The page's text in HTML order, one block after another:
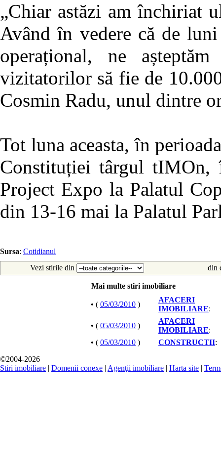
„Chiar astăzi am închiriat
Având în vedere că de
operațional, ne
vizitatorilor să fie de
Cosmin Radu, unul dintre
Tot luna aceasta, în
Constituției târgul tIMOn,
Project Expo la Palatul
din 13-16 mai la Palatul
Sursa: Cotidianul
Vezi stirile din
din
Mai multe stiri imobiliare
• ( 05/03/2010 )
AFACERI
IMOBILIARE:
• ( 05/03/2010 )
AFACERI
IMOBILIARE:
• ( 05/03/2010 ) CONSTRUCTII:
©2004-2026
Stiri imobiliare | Domenii conexe | Agenţii imobiliare | Harta site |